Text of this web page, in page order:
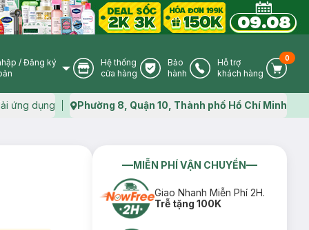
User Icon
/ Đăng ký
Store Icon
Hệ thống
cửa hàng
Warranty Icon
Bảo
hành
Phone Icon
Hỗ trợ
khách hàng
Cart
0
ứng dụng Map icon
Phường 8, Quận 10, Thành phố Hồ Chí Minh
MIỄN PHÍ VẬN CHUYỂN
Giao Nhanh Miễn Phí 2H.
Trễ tặng 100K